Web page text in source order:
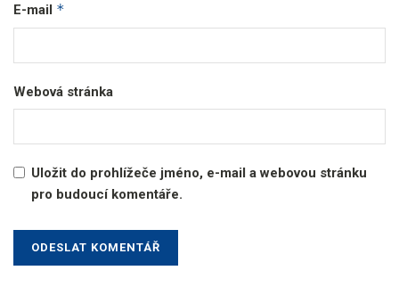
E-mail *
Webová stránka
Uložit do prohlížeče jméno, e-mail a webovou stránku
pro budoucí komentáře.